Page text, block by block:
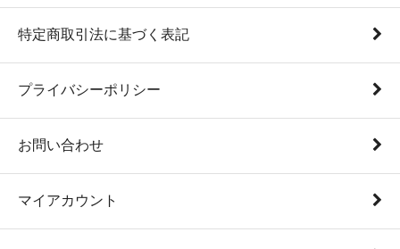
特定商取引法に基づく表記
プライバシーポリシー
お問い合わせ
マイアカウント